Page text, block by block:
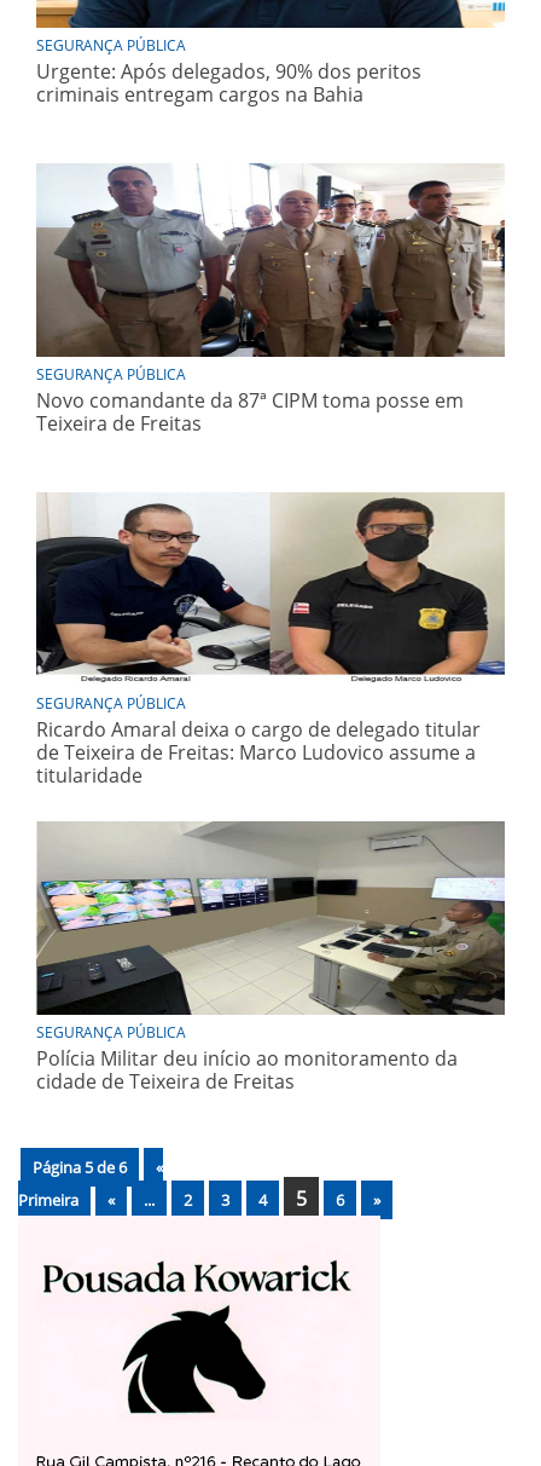
SEGURANÇA PÚBLICA
Urgente: Após delegados, 90% dos peritos
criminais entregam cargos na Bahia
SEGURANÇA PÚBLICA
Novo comandante da 87ª CIPM toma posse em
Teixeira de Freitas
SEGURANÇA PÚBLICA
Ricardo Amaral deixa o cargo de delegado titular
de Teixeira de Freitas: Marco Ludovico assume a
titularidade
SEGURANÇA PÚBLICA
Polícia Militar deu início ao monitoramento da
cidade de Teixeira de Freitas
Página 5 de 6
«
Primeira
« ... 2 3 4 5 6 »